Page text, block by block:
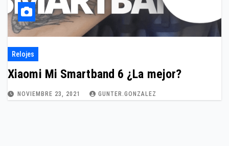
Relojes
Xiaomi Mi Smartband 6 ¿La mejor?
NOVIEMBRE 23, 2021 GUNTER.GONZALEZ